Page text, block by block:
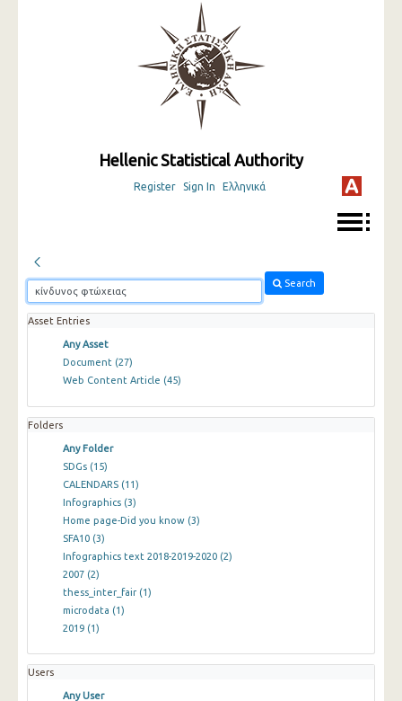
Hellenic Statistical Authority
Register Sign In Ελληνικά
Search
Asset Entries
Any Asset
Document (27)
Web Content Article (45)
Folders
Any Folder
SDGs (15)
CALENDARS (11)
Infographics (3)
Home page-Did you know (3)
SFA10 (3)
Infographics text 2018-2019-2020 (2)
2007 (2)
thess_inter_fair (1)
microdata (1)
2019 (1)
Users
Any User